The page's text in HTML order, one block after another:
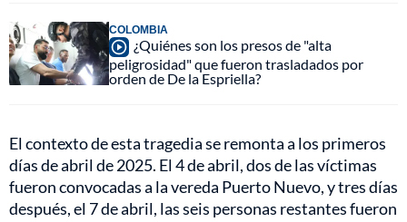
COLOMBIA
¿Quiénes son los presos de "alta
peligrosidad" que fueron trasladados por
orden de De la Espriella?
El contexto de esta tragedia se remonta a los primeros
días de abril de 2025. El 4 de abril, dos de las víctimas
fueron convocadas a la vereda Puerto Nuevo, y tres días
después, el 7 de abril, las seis personas restantes fueron